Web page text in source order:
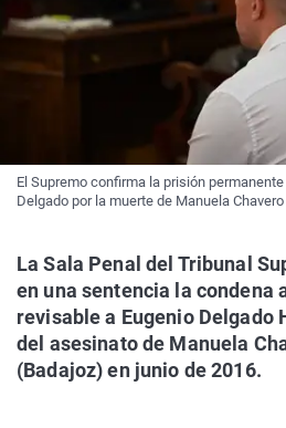
El Supremo confirma la prisión
Delgado por la muerte de Manuela Chavero
La Sala Penal del Tribunal
en una sentencia la condena
revisable a Eugenio Delgado
del asesinato de Manuela
(Badajoz) en junio de 2016.